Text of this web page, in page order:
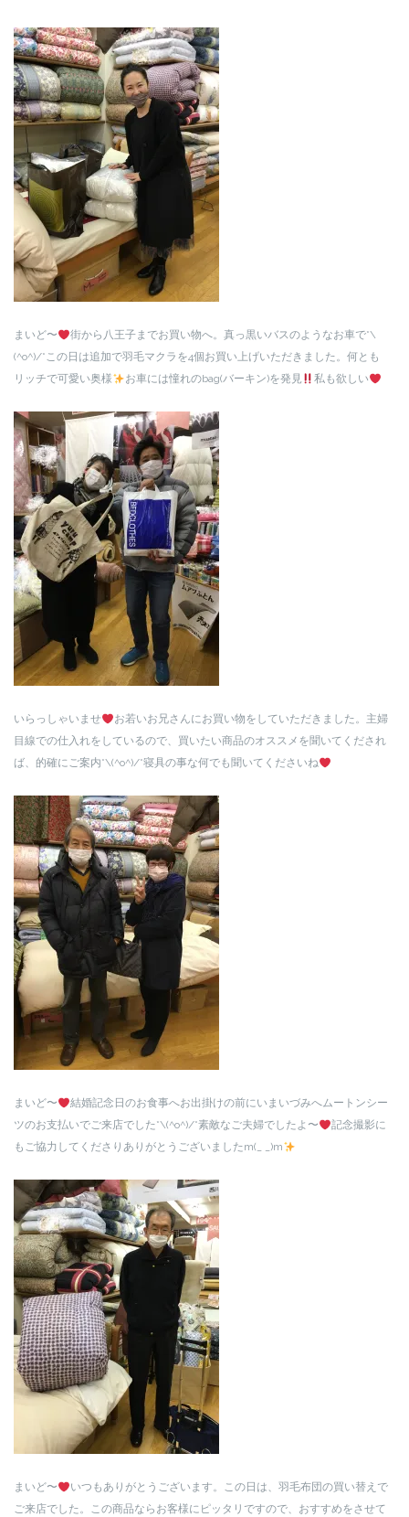
まいど〜
街から八王子までお買い物へ。真っ黒いバスのようなお車で*\
(^o^)/*この日は追加で羽毛マクラを4個お買い上げいただきました。何とも
リッチで可愛い奥様
お車には憧れのbag(バーキン)を発見 私も欲しい
いらっしゃいませ
お若いお兄さんにお買い物をしていただきました。主婦
目線での仕入れをしているので、買いたい商品のオススメを聞いてくだされ
ば、的確にご案内*\(^o^)/*寝具の事な何でも聞いてくださいね
まいど〜
結婚記念日のお食事へお出掛けの前にいまいづみへムートンシー
ツのお支払いでご来店でした*\(^o^)/*素敵なご夫婦でしたよ〜
記念撮影に
もご協力してくださりありがとうございましたm(_ _)m
まいど〜
いつもありがとうございます。この日は、羽毛布団の買い替えで
ご来店でした。この商品ならお客様にピッタリですので、おすすめをさせて